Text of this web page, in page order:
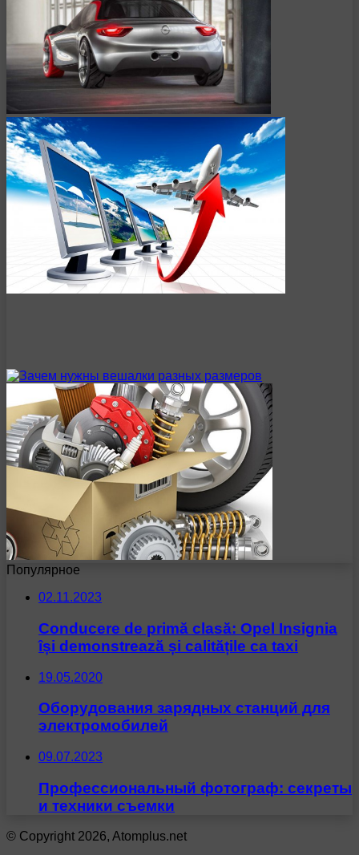
Популярное
02.11.2023
Conducere de primă clasă: Opel Insignia
își demonstrează și calitățile ca taxi
19.05.2020
Оборудования зарядных станций для
электромобилей
09.07.2023
Профессиональный фотограф: секреты
и техники съемки
© Copyright 2026, Atomplus.net